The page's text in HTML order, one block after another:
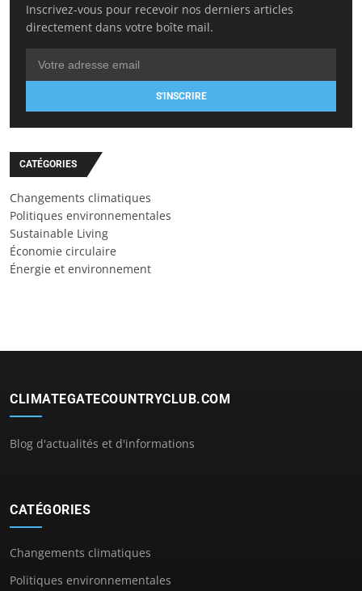
Inscrivez-vous pour recevoir nos derniers articles
directement dans votre boîte mail.
S'INSCRIRE
CATÉGORIES
Changements climatiques
Politiques environnementales
Sustainable Living
Économie circulaire
Énergie et environnement
CLIMATEGATECOUNTRYCLUB.COM
Blog d'actualités et d'informations
CATÉGORIES
Changements climatiques
Politiques environnementales